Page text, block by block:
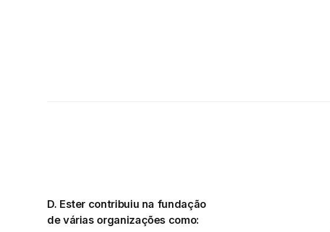
D. Ester contribuiu na fundação
de várias organizações como: